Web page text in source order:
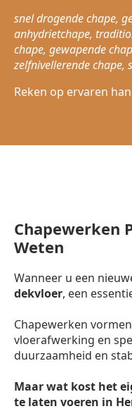
snel drogende chape,
anhydrietchape,
chape, gewapende
zelfnivellerende chape,
Reken op ervaren
Chapewerken
Weten
Wanneer u een
dekvloer, een
Chapewerken
vloerafwerking en
duurzaamheid en
Maar wat kost het
te laten voeren in